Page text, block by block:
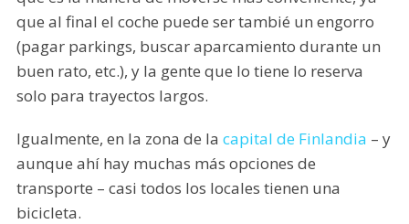
que al final el coche puede ser tambié un engorro
(pagar parkings, buscar aparcamiento durante un
buen rato, etc.), y la gente que lo tiene lo reserva
solo para trayectos largos.
Igualmente, en la zona de la capital de Finlandia – y
aunque ahí hay muchas más opciones de
transporte – casi todos los locales tienen una
bicicleta.